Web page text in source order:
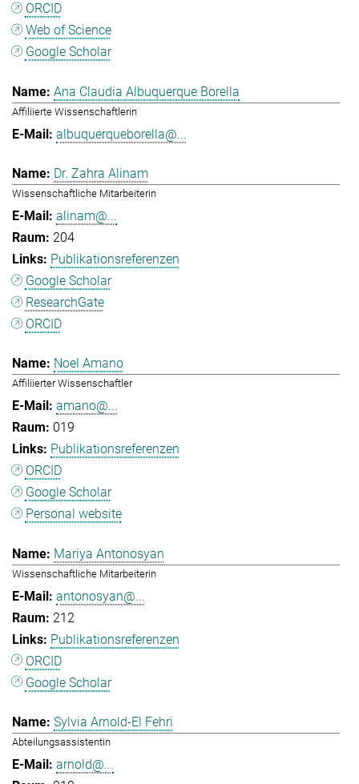
ORCID
Web of Science
Google Scholar
Ana Claudia Albuquerque Borella
Affiliierte Wissenschaftlerin
albuquerqueborella@...
Dr. Zahra Alinam
Wissenschaftliche Mitarbeiterin
alinam@...
204
Publikationsreferenzen
Google Scholar
ResearchGate
ORCID
Noel Amano
Affiliierter Wissenschaftler
amano@...
019
Publikationsreferenzen
ORCID
Google Scholar
Personal website
Mariya Antonosyan
Wissenschaftliche Mitarbeiterin
antonosyan@...
212
Publikationsreferenzen
ORCID
Google Scholar
Sylvia Arnold-El Fehri
Abteilungsassistentin
arnold@...